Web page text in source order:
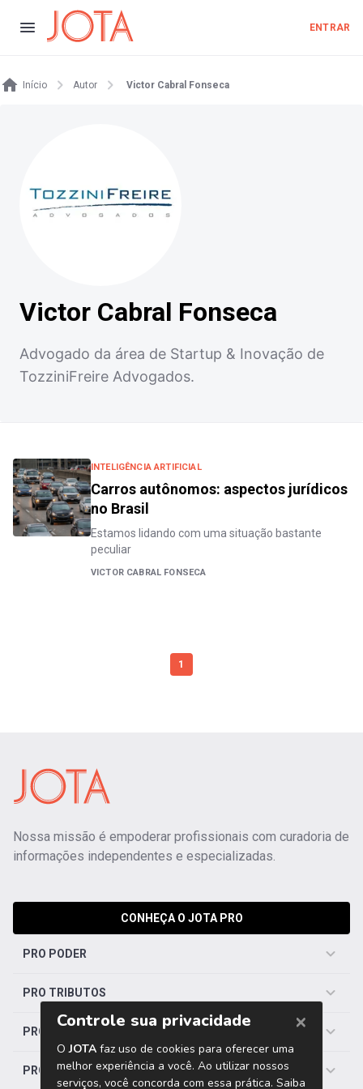
ENTRAR
Início Autor Victor Cabral Fonseca
Victor Cabral Fonseca
Advogado da área de Startup & Inovação de
TozziniFreire Advogados.
INTELIGÊNCIA ARTIFICIAL
Carros autônomos: aspectos jurídicos
no Brasil
Estamos lidando com uma situação bastante
peculiar
VICTOR CABRAL FONSECA
1
Nossa missão é empoderar profissionais com curadoria de
informações independentes e especializadas.
CONHEÇA O JOTA PRO
PRO PODER
PRO TRIBUTOS
PRO TRABALHISTA
PRO SAÚDE